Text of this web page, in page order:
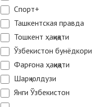
Спорт+
Ташкентская правда
Тошкент ҳақиқати
Ўзбекистон бунёдкори
Фарғона ҳақиқати
Шарқ юлдузи
Янги Ўзбекистон